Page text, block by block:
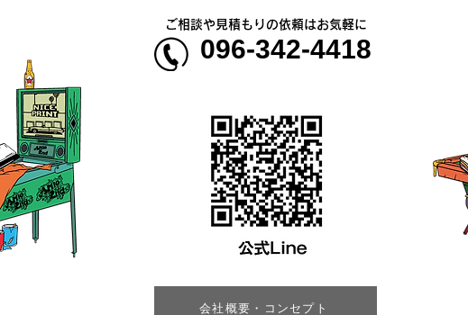
会社概要・コンセプト
ご相談や見積もりの依頼はお気軽に
096-342-4418